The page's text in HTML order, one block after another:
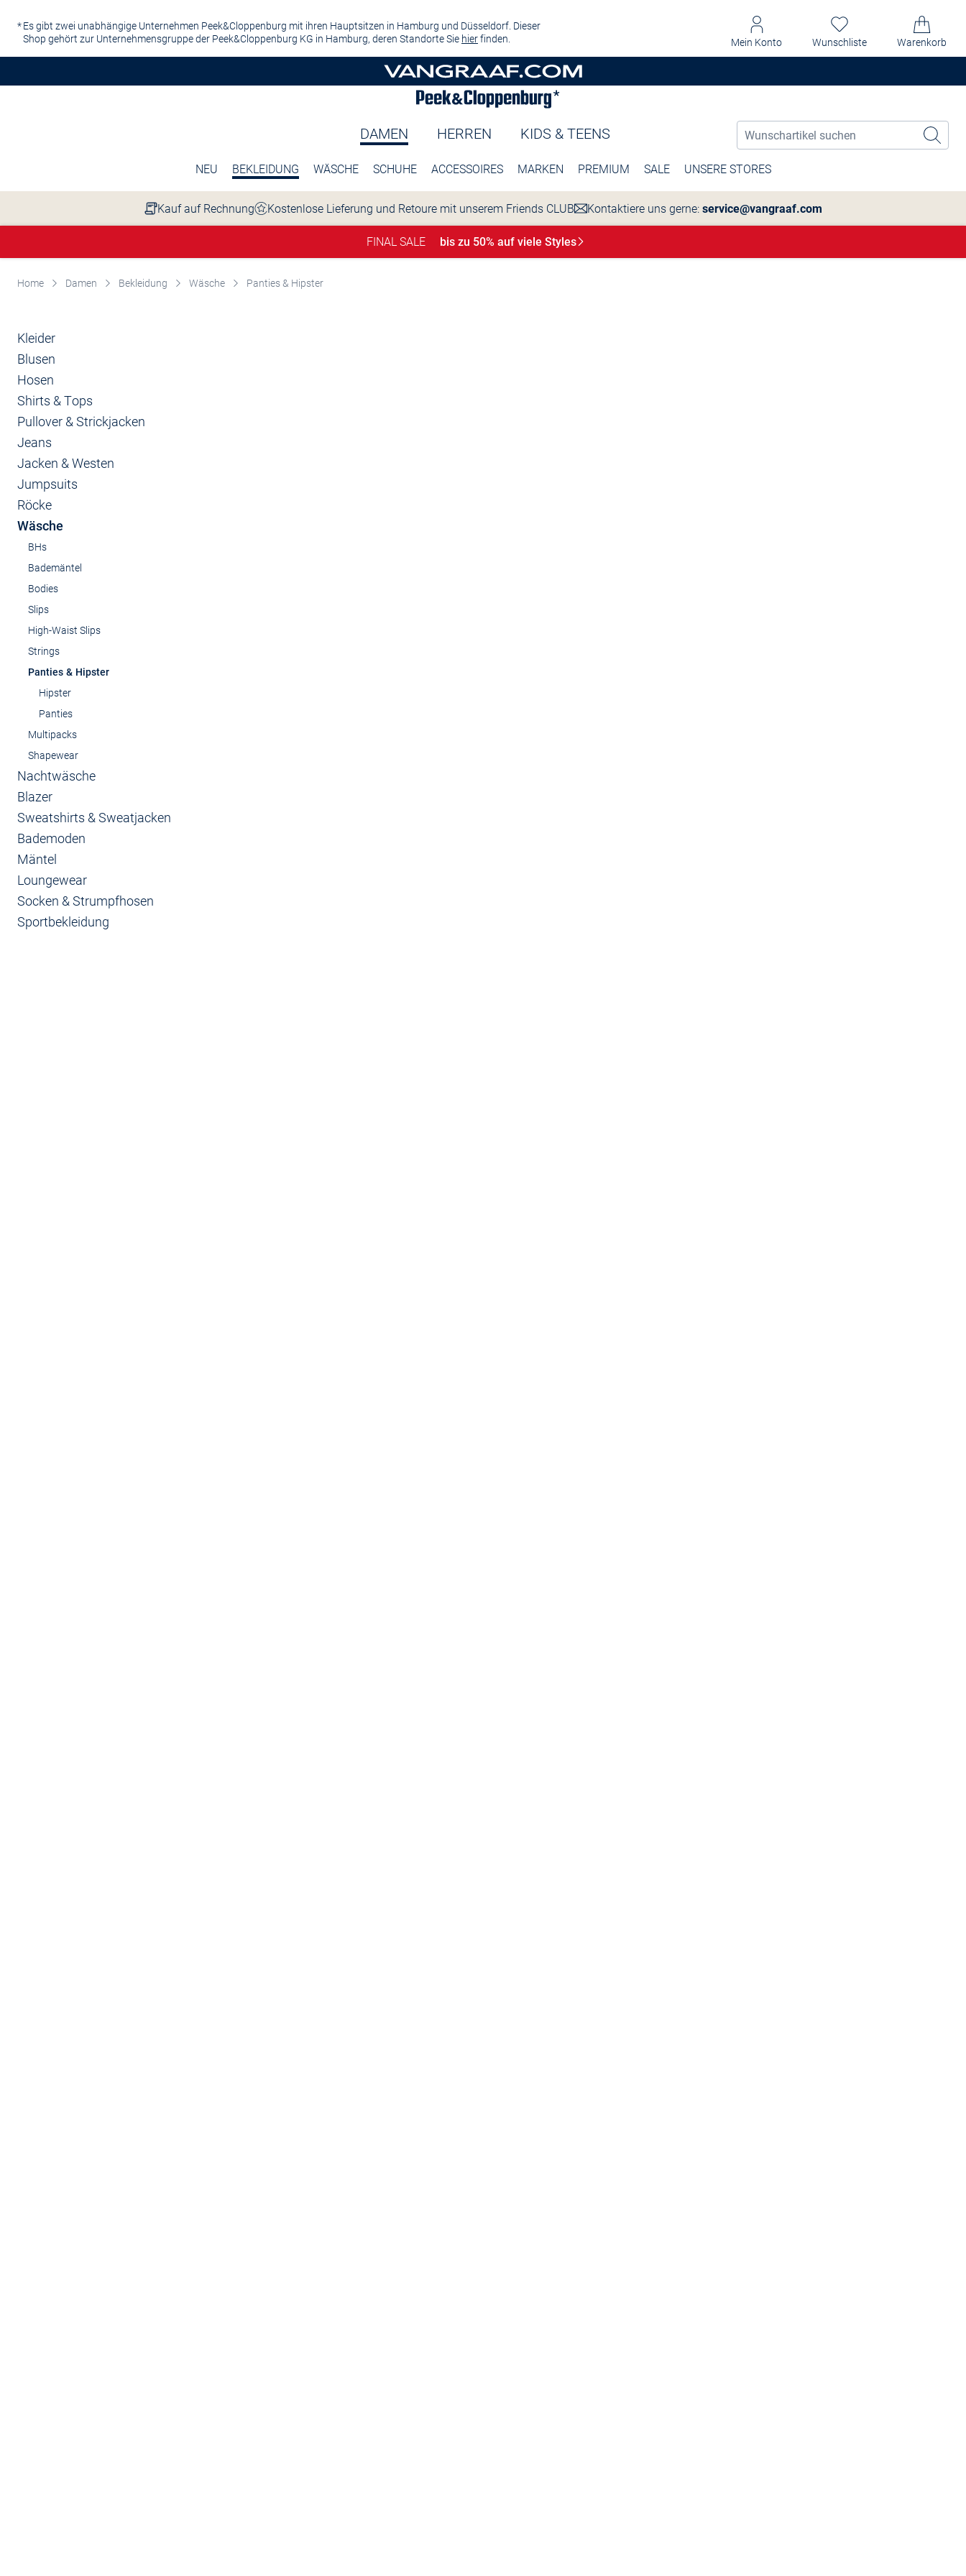
Es gibt zwei unabhängige Unternehmen Peek&Cloppenburg mit ihren Hauptsitzen in Hamburg und Düsseldorf. Dieser
Shop gehört zur Unternehmensgruppe der Peek&Cloppenburg KG in Hamburg, deren Standorte Sie hierfinden. Mein Konto Wunschliste Warenkorb
DAMEN HERREN KIDS & TEENS
NEU BEKLEIDUNG WÄSCHE SCHUHE ACCESSOIRES MARKEN PREMIUM SALE UNSERE STORES
Kauf auf Rechnung Kostenlose Lieferung und Retoure mit unserem Friends CLUB Kontaktiere uns gerne: service@vangraaf.com
FINAL SALE bis zu 50% auf viele Styles
Home Damen Bekleidung Wäsche Panties & Hipster
Kleider
Blusen
Hosen
Shirts & Tops
Pullover & Strickjacken
Jeans
Jacken & Westen
Jumpsuits
Röcke
Wäsche
BHs
Bademäntel
Bodies
Slips
High-Waist Slips
Strings
Panties & Hipster
Hipster
Panties
Multipacks
Shapewear
Nachtwäsche
Blazer
Sweatshirts & Sweatjacken
Bademoden
Mäntel
Loungewear
Socken & Strumpfhosen
Sportbekleidung